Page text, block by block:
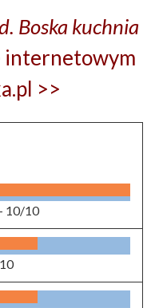
Boska kuchnia
>>
10/10